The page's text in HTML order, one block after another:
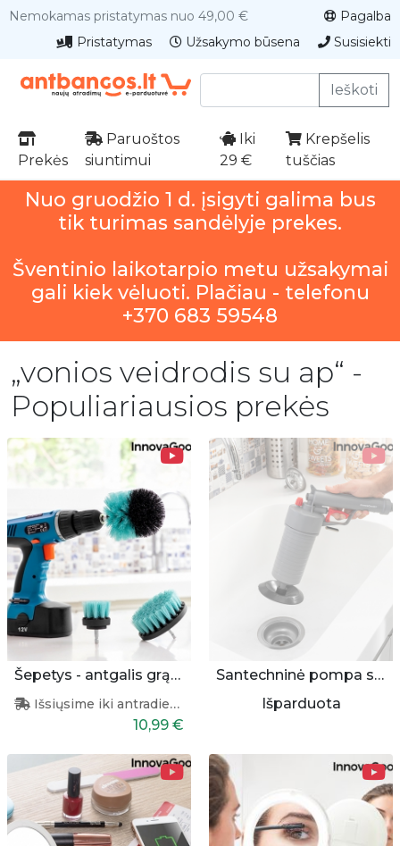
Nemokamas pristatymas nuo 49,00 €
Pagalba
Pristatymas
Užsakymo būsena Susisiekti
Ieškoti
Prekės
Paruoštos
siuntimui
Iki
29 €
Krepšelis
tuščias
Nuo gruodžio 1 d. įsigyti galima bus
tik turimas sandėlyje prekes.
Šventinio laikotarpio metu užsakymai
gali kiek vėluoti. Plačiau - telefonu
+370 683 59548
„vonios veidrodis su ap“ -
Populiariausios prekės
Šepetys - antgalis grąžtui (3 dalys)
Išsiųsime iki antradienio
10,99 €
Santechninė pompa su antgaliais
Išparduota